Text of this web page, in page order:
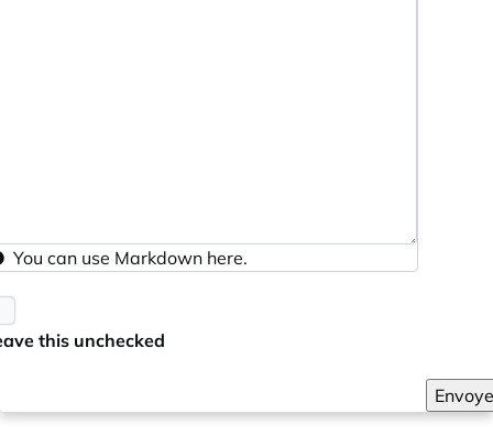
You can use Markdown here.
this unchecked